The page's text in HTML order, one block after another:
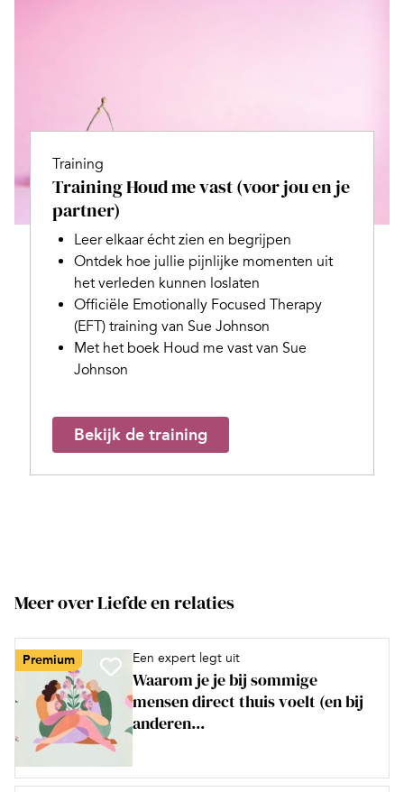
Training
Training Houd me vast (voor jou en je
partner)
Leer elkaar écht zien en begrijpen
Ontdek hoe jullie pijnlijke momenten uit
het verleden kunnen loslaten
Officiële Emotionally Focused Therapy
(EFT) training van Sue Johnson
Met het boek Houd me vast van Sue
Johnson
Bekijk de training
Meer over Liefde en relaties
Premium Een expert legt uit
Waarom je je bij sommige
mensen direct thuis voelt (en bij
anderen...